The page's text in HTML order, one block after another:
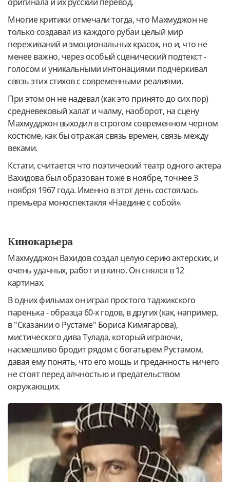
Многие критики отмечали тогда, что Махмуджон не
только создавал из каждого рубаи целый мир
переживаний и эмоциональных красок, но и, что не
менее важно, через особый сценический подтекст -
голосом и уникальными интонациями подчеркивал
связь этих стихов с современными реалиями.
При этом он не надевал (как это принято до сих пор)
средневековый халат и чалму, наоборот, на сцену
Махмудджон выходил в строгом современном черном
костюме, как бы отражая связь времен, связь между
веками.
Кстати, считается что поэтический театр одного актера
Вахидова был образован тоже в ноябре, точнее 3
ноября 1967 года. Именно в этот день состоялась
премьера моноспектакля «Наедине с собой».
Кинокарьера
Махмудджон Вахидов создал целую серию актерских, и
очень удачных, работ и в кино. Он снялся в 12
картинах.
В одних фильмах он играл простого таджикского
паренька - образца 60-х годов, в других (как, например,
в "Сказании о Рустаме" Бориса Кимягарова),
мистического дива Тулада, который играючи,
насмешливо бродит рядом с богатырем Рустамом,
давая ему понять, что его мощь и преданность ничего
не стоят перед алчностью и предательством
окружающих.